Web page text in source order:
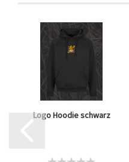
Logo Hoodie schwarz